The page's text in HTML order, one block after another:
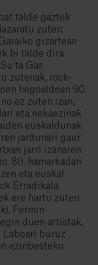
talde gaztek
zuten;
gizartean
bi talde dira
ta Gar.
zutenak, rock-
hegoaldean 90.
ez zuten izan,
eta nekaezinak
euskaldunak
jardunari gaur
jarri izanaren
80. hamarkadan
eta euskal
Erradikala
ere hartu zuten
Fermin
duen artistak,
Laboari buruz
ezinbesteko